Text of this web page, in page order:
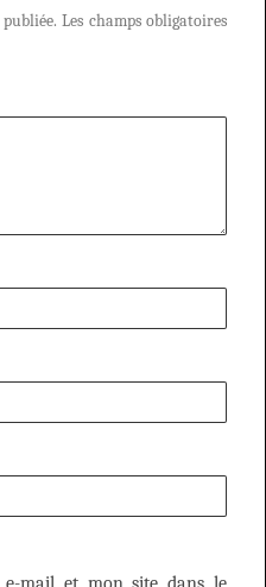
Les champs obligatoires